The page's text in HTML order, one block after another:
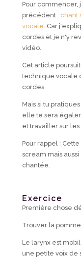
Pour
précédent : chant
vocale. Car
cordes et je n'y
vidéo.
Cet article
technique vocale
cordes.
Mais si tu
elle te sera
et travailler sur les
Pour rappel :
scream mais
chantée.
Exercice
Première chose
Trouver la
Le larynx est
une petite voix de